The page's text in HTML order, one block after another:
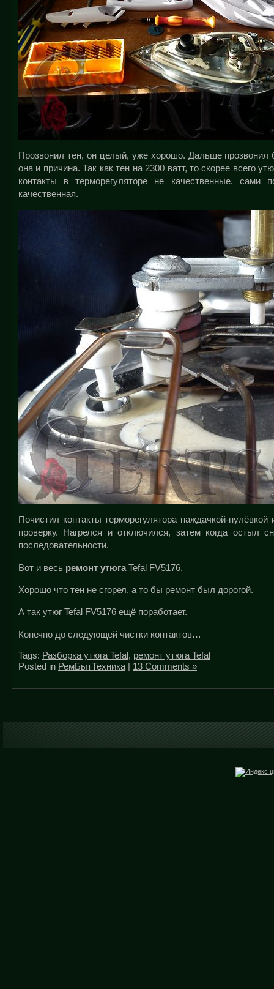
Прозвонил тен, он целый, уже хорошо. Дальше прозвонил
она и причина. Так как тен на 2300 ватт, то скорее всего
контакты в терморегуляторе не качественные,
качественная.
Почистил контакты терморегулятора наждачкой-
проверку. Нагрелся и отключился, затем когда остыл
последовательности.
Вот и весь ремонт утюгаTefal FV5176.
Хорошо что тен не сгорел, а то бы ремонт был дорогой.
А так утюг Tefal FV5176 ещё поработает.
Конечно до следующей чистки контактов…
Tags: Разборка утюга Tefal, ремонт утюга Tefal
Posted in РемБытТехника | 13 Comments »